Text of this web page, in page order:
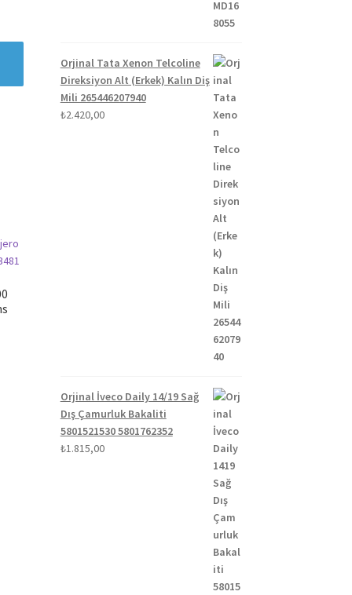
Orjinal Tata Xenon Telcoline
Direksiyon Alt (Erkek) Kalın Diş
Mili 265446207940
₺2.420,00
Orjinal İveco Daily 14/19 Sağ
Dış Çamurluk Bakaliti
5801521530 5801762352
₺1.815,00